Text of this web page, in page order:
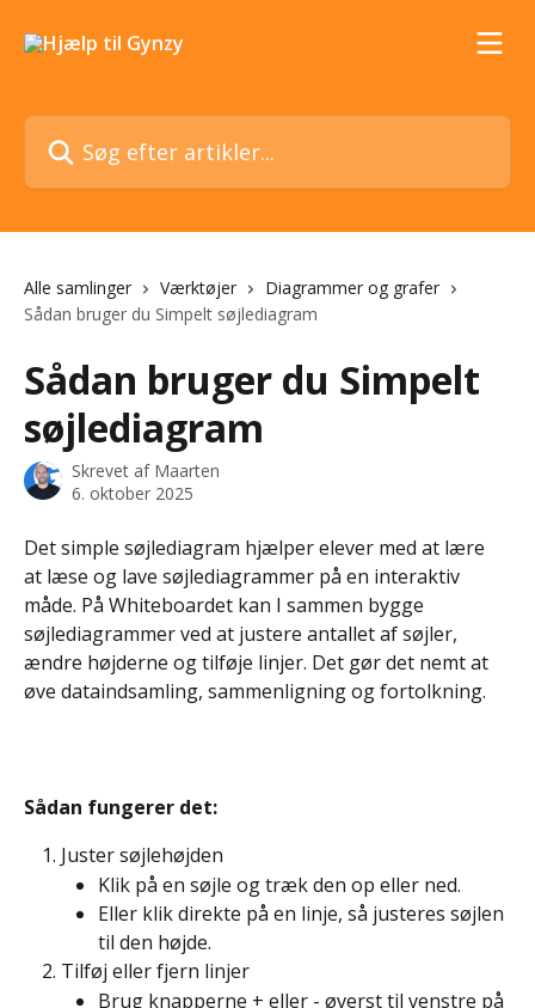
Søg efter artikler...
Alle samlinger Værktøjer
Diagrammer og grafer
Sådan bruger du Simpelt søjlediagram
Sådan bruger du Simpelt
søjlediagram
Skrevet af Maarten
6. oktober 2025
Det simple søjlediagram hjælper elever med at lære
at læse og lave søjlediagrammer på en interaktiv
måde. På Whiteboardet kan I sammen bygge
søjlediagrammer ved at justere antallet af søjler,
ændre højderne og tilføje linjer. Det gør det nemt at
øve dataindsamling, sammenligning og fortolkning.
Sådan fungerer det:
Juster søjlehøjden
Klik på en søjle og træk den op eller ned.
Eller klik direkte på en linje, så justeres søjlen
til den højde.
Tilføj eller fjern linjer
Brug knapperne + eller - øverst til venstre på